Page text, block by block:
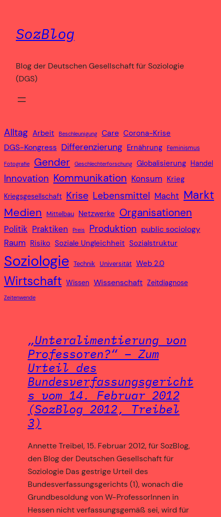
springen
SozBlog
Blog der Deutschen Gesellschaft für Soziologie
(DGS)
Alltag Arbeit Beschleunigung Care Corona-Krise
DGS-Kongress Differenzierung Ernährung Feminismus
Fotografie Gender Geschlechterforschung Globalisierung Handel
Innovation Kommunikation Konsum Krieg
Kriegsgesellschaft Krise Lebensmittel Macht Markt
Medien Mittelbau Netzwerke Organisationen
Politik Praktiken Preis Produktion public sociology
Raum Risiko Soziale Ungleichheit Sozialstruktur
Soziologie Technik Universität Web 2.0
Wirtschaft Wissen Wissenschaft Zeitdiagnose
Zeitenwende
„Unteralimentierung von
Professoren?“ – Zum
Urteil des
Bundesverfassungsgericht
s vom 14. Februar 2012
(SozBlog 2012, Treibel
3)
Annette Treibel, 15. Februar 2012, für SozBlog,
den Blog der Deutschen Gesellschaft für
Soziologie Das gestrige Urteil des
Bundesverfassungsgerichts (1), wonach die
Grundbesoldung von W-ProfessorInnen in
Hessen nicht verfassungsgemäß sei, wird für